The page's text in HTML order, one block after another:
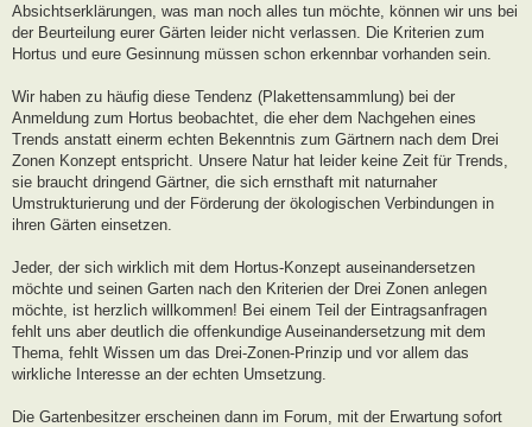
Absichtserklärungen, was man noch alles tun möchte, können wir uns bei
der Beurteilung eurer Gärten leider nicht verlassen. Die Kriterien zum
Hortus und eure Gesinnung müssen schon erkennbar vorhanden sein.
Wir haben zu häufig diese Tendenz (Plakettensammlung) bei der
Anmeldung zum Hortus beobachtet, die eher dem Nachgehen eines
Trends anstatt einerm echten Bekenntnis zum Gärtnern nach dem Drei
Zonen Konzept entspricht. Unsere Natur hat leider keine Zeit für Trends,
sie braucht dringend Gärtner, die sich ernsthaft mit naturnaher
Umstrukturierung und der Förderung der ökologischen Verbindungen in
ihren Gärten einsetzen.
Jeder, der sich wirklich mit dem Hortus-Konzept auseinandersetzen
möchte und seinen Garten nach den Kriterien der Drei Zonen anlegen
möchte, ist herzlich willkommen! Bei einem Teil der Eintragsanfragen
fehlt uns aber deutlich die offenkundige Auseinandersetzung mit dem
Thema, fehlt Wissen um das Drei-Zonen-Prinzip und vor allem das
wirkliche Interesse an der echten Umsetzung.
Die Gartenbesitzer erscheinen dann im Forum, mit der Erwartung sofort